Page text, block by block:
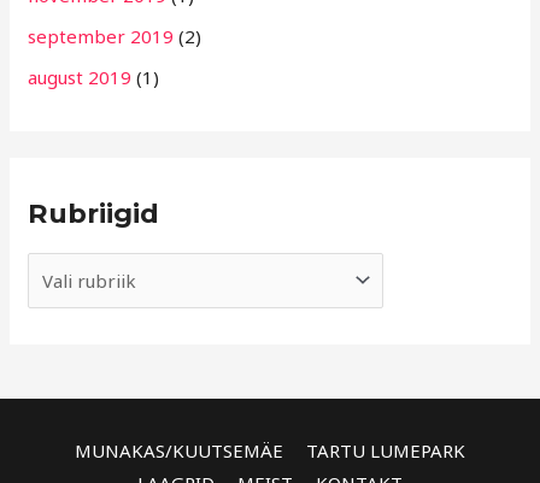
september 2019 (2)
august 2019 (1)
Rubriigid
MUNAKAS/KUUTSEMÄE
TARTU LUMEPARK